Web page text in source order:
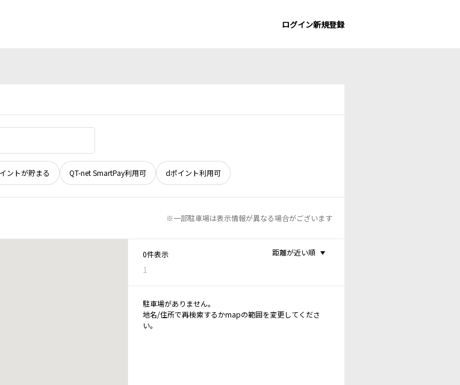
ログイン新規登録
ントが貯まる QT-net SmartPay利用可 dポイント利用可
※一部駐車場は表示情報が異なる場合がございます
0件表示
1
距離が近い順
駐車場がありません。
地名/住所で再検索するかmapの範囲を変更してくださ
い。